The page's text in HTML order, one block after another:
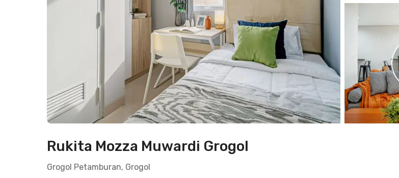
Rukita Mozza Muwardi Grogol
Grogol Petamburan, Grogol